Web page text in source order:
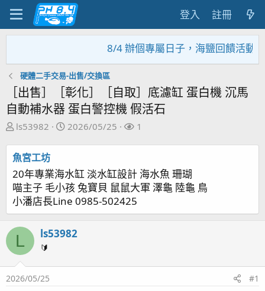
登入 註冊
8/4 辦個專屬日子，海鹽回饋活動，
硬體二手交易-出售/交換區
［出售］［彰化］［自取］底濾缸 蛋白機 沉馬
自動補水器 蛋白警控機 假活石
主
發
起
人
ls53982
開
2026/05/25
關
1
魚宮工坊
20年專業海水缸 淡水缸設計 海水魚 珊瑚
喵主子 毛小孩 兔寶貝 鼠鼠大軍 澤龜 陸龜 鳥
小潘店長Line 0985-502425
L ls53982
🔰
2026/05/25 #1